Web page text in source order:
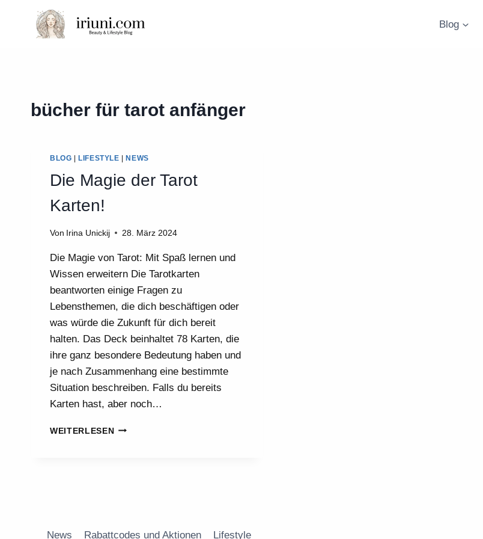
springen
Blog
bücher für tarot anfänger
BLOG LIFESTYLE NEWS
Die Magie der Tarot
Karten!
Von Irina Unickij 28. März 2024
Die Magie von Tarot: Mit Spaß lernen und
Wissen erweitern Die Tarotkarten
beantworten einige Fragen zu
Lebensthemen, die dich beschäftigen oder
was würde die Zukunft für dich bereit
halten. Das Deck beinhaltet 78 Karten, die
ihre ganz besondere Bedeutung haben und
je nach Zusammenhang eine bestimmte
Situation beschreiben. Falls du bereits
Karten hast, aber noch…
WEITERLESENDIE
News Rabattcodes und Aktionen Lifestyle